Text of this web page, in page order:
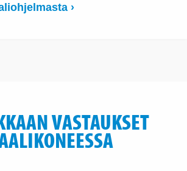
›
VASTAUKSET